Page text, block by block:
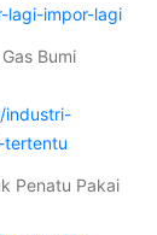
lagi-impor-lagi
Bumi
industri-
tertentu
Penatu Pakai